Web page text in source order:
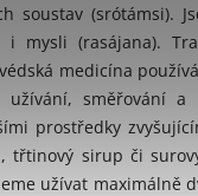
soustav (srótámsi).
i mysli (rasájana).
medicína
směřování a
prostředky
třtinový sirup či
užívat maximálně